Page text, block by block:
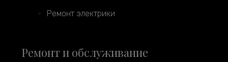
Ремонт электрики
Ремонт и обслуживание